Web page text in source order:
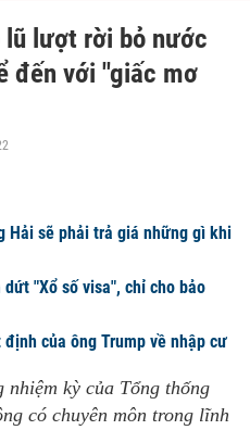
lũ lượt rời bỏ nước
đến với "giấc mơ
Hải sẽ phải trả giá những gì khi
"Xổ số visa", chỉ cho bảo
của ông Trump về nhập cư
kỳ của Tổng thống
có chuyên môn trong lĩnh